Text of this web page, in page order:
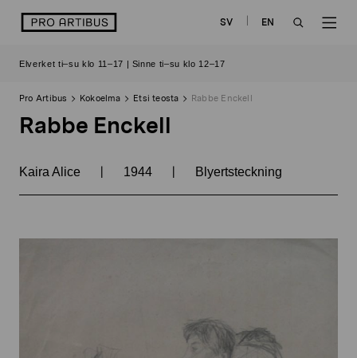
sisältöön
logo SV
EN
Elverket ti–su klo 11–17 | Sinne ti–su klo 12–17
Pro Artibus Kokoelma Etsi teosta Rabbe Enckell
Rabbe Enckell
Kaira Alice | 1944 | Blyertsteckning